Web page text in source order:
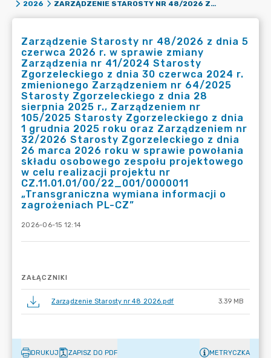
2026
ZARZĄDZENIE STAROSTY NR 48/2026 Z DNIA 5 CZERWCA 2026 R. W SPRAWIE ZMIANY ZARZĄDZENIA NR 41/2024 STAROSTY ZGORZELECKIEGO Z DNIA 30 CZERWCA 2024 R. ZMIENIONEGO ZARZĄDZENIEM NR 64/2025 STAROSTY ZGORZELECKIEGO Z DNIA 28 SIERPNIA 2025 R., ZARZĄDZENIEM NR 105/2025 STAROSTY ZGORZELECKIEGO Z DNIA 1 GRUDNIA 2025 ROKU ORAZ ZARZĄDZENIEM NR 32/2026 STAROSTY ZGORZELECKIEGO Z DNIA 26 MARCA 2026 ROKU W SPRAWIE POWOŁANIA SKŁADU OSOBOWEGO ZESPOŁU PROJEKTOWEGO W CELU REALIZACJI PROJEKTU NR CZ.11.01.01/00/22_001/0000011 „TRANSGRANICZNA WYMIANA INFORMACJI O ZAGROŻENIACH PL-CZ”
Zarządzenie Starosty nr 48/2026 z dnia 5
czerwca 2026 r. w sprawie zmiany
Zarządzenia nr 41/2024 Starosty
Zgorzeleckiego z dnia 30 czerwca 2024 r.
zmienionego Zarządzeniem nr 64/2025
Starosty Zgorzeleckiego z dnia 28
sierpnia 2025 r., Zarządzeniem nr
105/2025 Starosty Zgorzeleckiego z dnia
1 grudnia 2025 roku oraz Zarządzeniem nr
32/2026 Starosty Zgorzeleckiego z dnia
26 marca 2026 roku w sprawie powołania
składu osobowego zespołu projektowego
w celu realizacji projektu nr
CZ.11.01.01/00/22_001/0000011
„Transgraniczna wymiana informacji o
zagrożeniach PL-CZ”
2026-06-15 12:14
ZAŁĄCZNIKI
Zarządzenie Starosty nr 48 2026.pdf 3.39 MB
DRUKUJ ZAPISZ DO PDF METRYCZKA